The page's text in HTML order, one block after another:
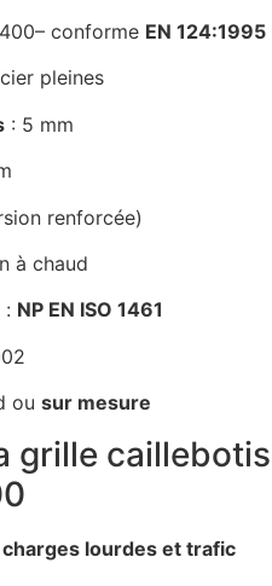
conforme EN 124:1995
pleines
: 5 mm
renforcée)
à chaud
: NP EN ISO 1461
ou sur mesure
grille caillebotis
charges lourdes et trafic